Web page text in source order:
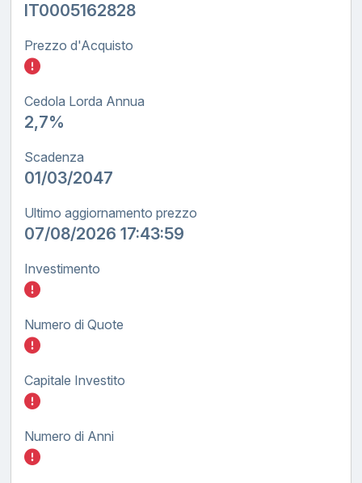
IT0005162828
Prezzo d'Acquisto
Inserisci quanto investire nel BTP TF
Cedola Lorda Annua
2,7%
Scadenza
01/03/2047
Ultimo aggiornamento prezzo
07/08/2026 17:43:59
Investimento
Inserisci quanto investire nel BTP TF
Numero di Quote
Inserisci quanto investire nel BTP TF
Capitale Investito
Inserisci quanto investire nel BTP TF
Numero di Anni
Inserisci quanto investire nel BTP TF